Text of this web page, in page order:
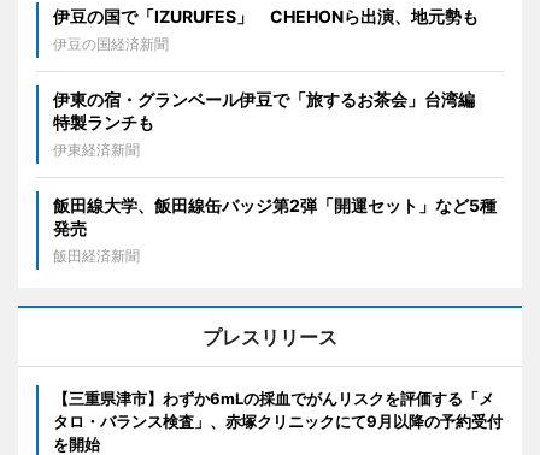
伊豆の国で「IZURUFES」 CHEHONら出演、地元勢も
伊豆の国経済新聞
伊東の宿・グランベール伊豆で「旅するお茶会」台湾編
特製ランチも
伊東経済新聞
飯田線大学、飯田線缶バッジ第2弾「開運セット」など5種
発売
飯田経済新聞
プレスリリース
【三重県津市】わずか6mLの採血でがんリスクを評価する「メ
タロ・バランス検査」、赤塚クリニックにて9月以降の予約受付
を開始